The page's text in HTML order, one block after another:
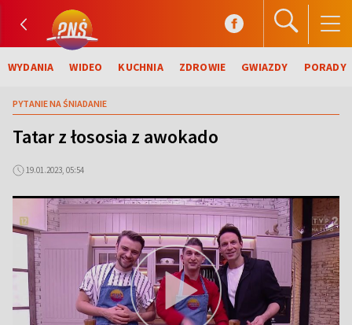
WYDANIA WIDEO KUCHNIA ZDROWIE GWIAZDY PORADY
PYTANIE NA ŚNIADANIE
Tatar z łososia z awokado
19.01.2023, 05:54